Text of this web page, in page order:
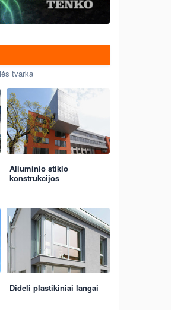
tvarka
Aliuminio stiklo
konstrukcijos
Dideli plastikiniai langai